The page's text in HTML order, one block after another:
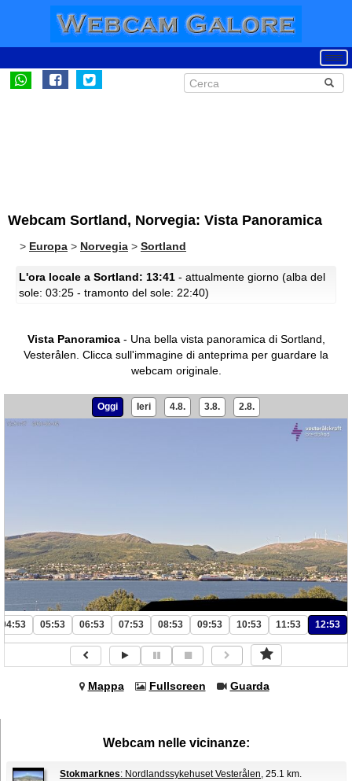
Webcam Sortland, Norvegia: Vista Panoramica
> Europa > Norvegia > Sortland
L'ora locale a Sortland: 13:41 - attualmente giorno (alba del
sole: 03:25 - tramonto del sole: 22:40)
Vista Panoramica- Una bella vista panoramica di Sortland,
Vesterålen. Clicca sull'immagine di anteprima per guardare la
webcam originale.
Oggi Ieri 4.8. 3.8. 2.8.
04:53 05:53 06:53 07:53 08:53 09:53 10:53 11:53 12:53
Mappa Fullscreen Guarda
Webcam nelle vicinanze:
Stokmarknes: Nordlandssykehuset Vesterålen, 25.1 km.